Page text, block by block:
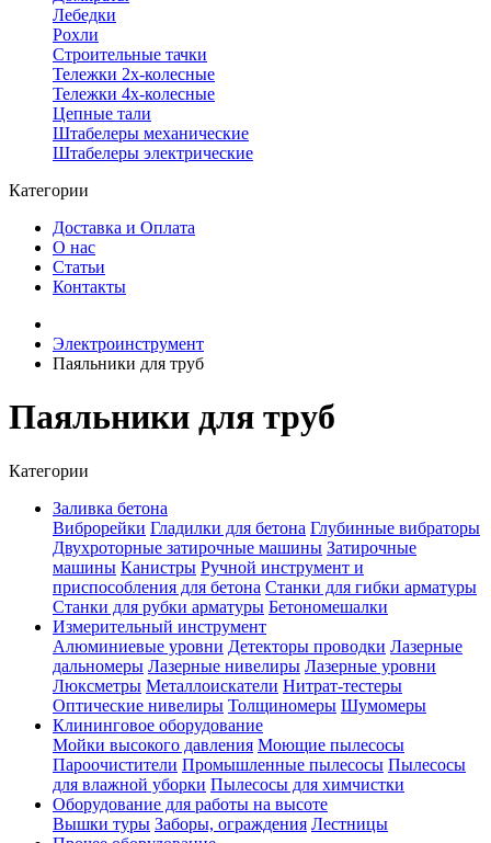
Лебедки
Рохли
Строительные тачки
Тележки 2х-колесные
Тележки 4х-колесные
Цепные тали
Штабелеры механические
Штабелеры электрические
Категории
Доставка и Оплата
О нас
Статьи
Контакты
Электроинструмент
Паяльники для труб
Паяльники для труб
Категории
Заливка бетона
Виброрейки Гладилки для бетона Глубинные вибраторы
Двухроторные затирочные машины Затирочные
машины Канистры Ручной инструмент и
приспособления для бетона Станки для гибки арматуры
Станки для рубки арматуры Бетономешалки
Измерительный инструмент
Алюминиевые уровни Детекторы проводки Лазерные
дальномеры Лазерные нивелиры Лазерные уровни
Люксметры Металлоискатели Нитрат-тестеры
Оптические нивелиры Толщиномеры Шумомеры
Клининговое оборудование
Мойки высокого давления Моющие пылесосы
Пароочистители Промышленные пылесосы Пылесосы
для влажной уборки Пылесосы для химчистки
Оборудование для работы на высоте
Вышки туры Заборы, ограждения Лестницы